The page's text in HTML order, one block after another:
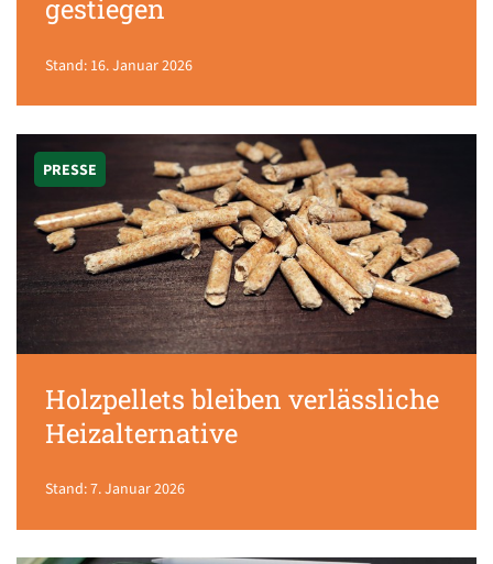
gestiegen
Stand: 16. Januar 2026
PRESSE
Holzpellets bleiben verlässliche
Heizalternative
Stand: 7. Januar 2026